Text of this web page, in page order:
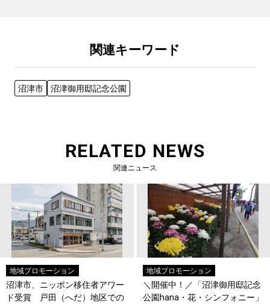
関連キーワード
沼津市 沼津御用邸記念公園
RELATED NEWS
関連ニュース
地域プロモーション
沼津市、ニッポン移住者アワー
ド受賞 戸田（へだ）地区での
地域プロモーション
＼開催中！／「沼津御用邸記念
公園hana・花・シンフォニー」